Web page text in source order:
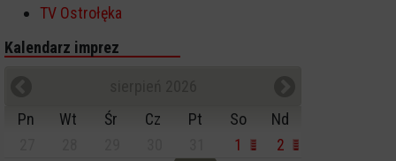
TV Ostrołęka
Kalendarz imprez
Pn
Wt Śr Cz Pt So
Nd
1
2